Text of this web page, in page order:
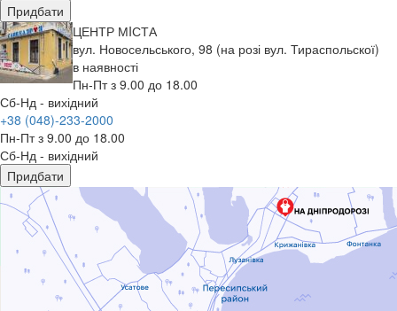
Придбати
ЦЕНТР МIСТА
вул. Новосельського, 98 (на розі вул. Тираспольскої)
в наявності
Пн-Пт з 9.00 до 18.00
Сб-Нд - вихідний
+38 (048)-233-2000
Пн-Пт з 9.00 до 18.00
Сб-Нд - вихідний
Придбати